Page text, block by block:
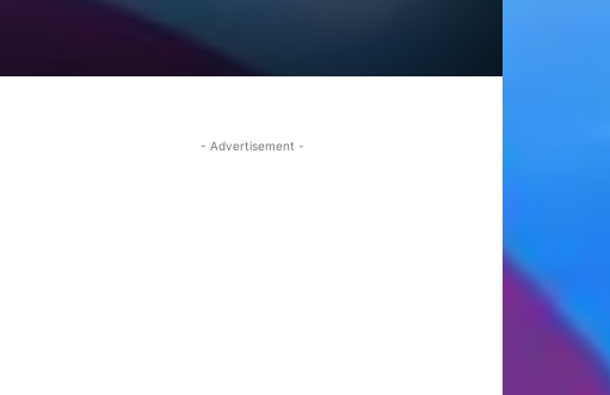
- Advertisement -